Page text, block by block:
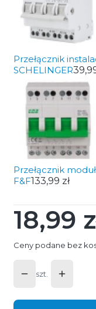
Przełącznik
SCHELINGER
Przełącznik
F&F133,99 zł
Cena
18,99
Ceny podane bez
szt.